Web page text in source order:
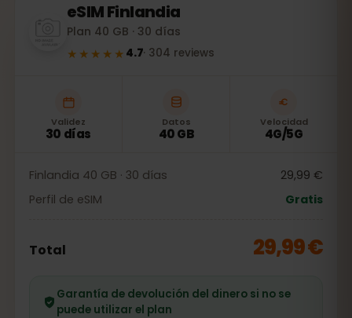
eSIMFinlandia
Plan 40 GB · 30 días
★★★★★ 4.7· 304 reviews
Validez
30 días
Datos
40 GB
Velocidad
4G/5G
Finlandia 40 GB · 30 días
29,99 €
Perfil de eSIM
Gratis
Total 29,99 €
Garantía de devolución del dinero si no se
puede utilizar el plan